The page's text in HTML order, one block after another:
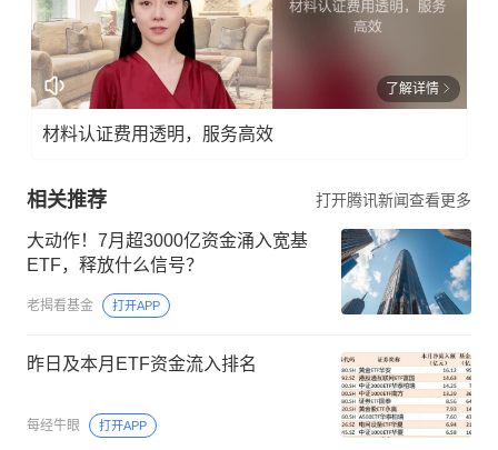
了解详情
材料认证费用透明，服务高效
相关推荐 打开腾讯新闻查看更多
大动作！7月超3000亿资金涌入宽基
ETF，释放什么信号？
老揭看基金 打开APP
昨日及本月ETF资金流入排名
每经牛眼 打开APP